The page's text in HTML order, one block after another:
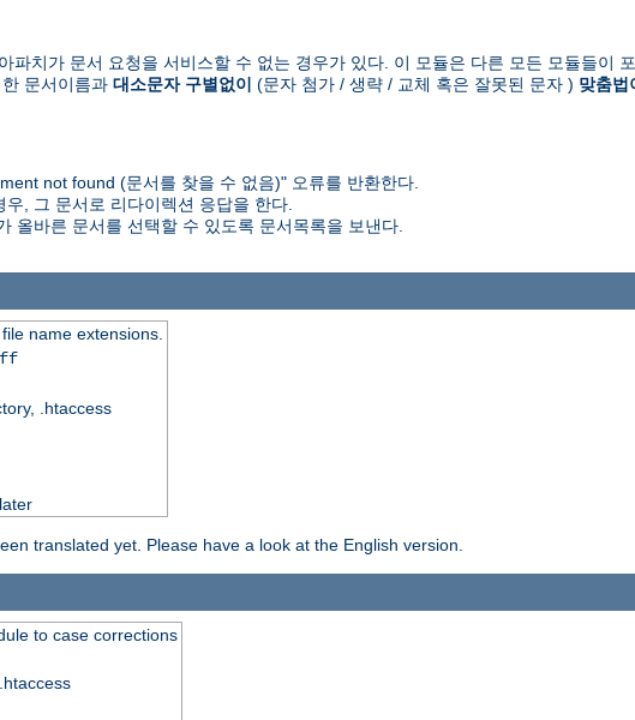
파치가 문서 요청을 서비스할 수 없는 경우가 있다. 이 모듈은 다른 모든 모듈들이
문서이름과 대소문자 구별없이 (문자 첨가 / 생략 / 교체 혹은 잘못된 문자 ) 맞춤법
not found (문서를 찾을 수 없음)" 오류를 반환한다.
, 그 문서로 리다이렉션 응답을 한다.
올바른 문서를 선택할 수 있도록 문서목록을 보낸다.
name extensions.
.htaccess
translated yet. Please have a look at the English version.
to case corrections